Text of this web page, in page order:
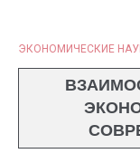
ЭКОНОМИЧЕСКИЕ